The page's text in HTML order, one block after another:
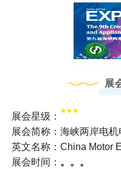
展
展会星级：
展会简称：海峡两岸电机
英文名称：China Motor
展会时间： 。。。